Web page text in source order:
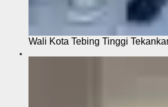
Wali Kota Tebing Tinggi